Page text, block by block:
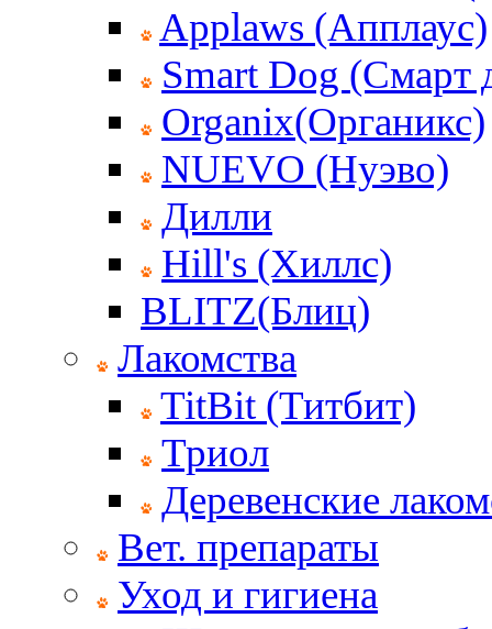
Applaws (Апплаус)
Smart Dog (Смарт
Organix(Органикс)
NUEVO (Нуэво)
Дилли
Hill's (Хиллс)
BLITZ(Блиц)
Лакомства
TitBit (Титбит)
Триол
Деревенские
Вет. препараты
Уход и гигиена